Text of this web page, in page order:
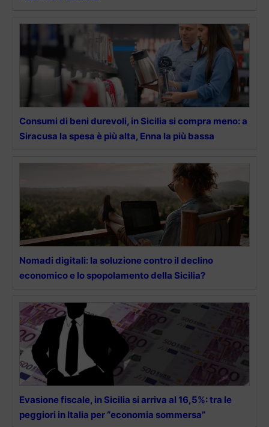
Consumi di beni durevoli, in Sicilia si compra meno: a
Siracusa la spesa è più alta, Enna la più bassa
Nomadi digitali: la soluzione contro il declino
economico e lo spopolamento della Sicilia?
Evasione fiscale, in Sicilia si arriva al 16,5%: tra le
peggiori in Italia per “economia sommersa”